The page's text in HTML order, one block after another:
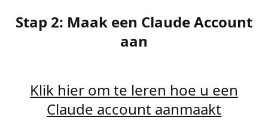
Stap 2: Maak een Claude Account
aan
Klik hier om te leren hoe u een
Claude account aanmaakt